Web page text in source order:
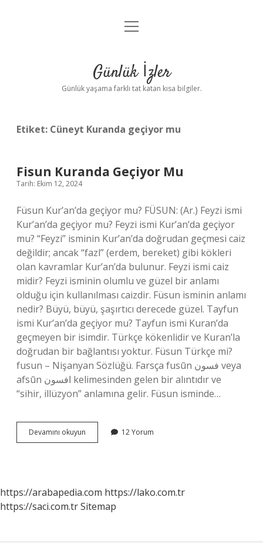
Anasayfa
Yasal Uyarı
menüyü
Günlük İzler
Günlük yaşama farklı tat katan kısa bilgiler.
Etiket: Cüneyt Kuranda geçiyor mu
Fisun Kuranda Geçiyor Mu
Tarih: Ekim 12, 2024
Füsun Kur’an’da geçiyor mu? FÜSUN: (Ar.) Feyzi ismi
Kur’an’da geçiyor mu? Feyzi ismi Kur’an’da geçiyor
mu? “Feyzi” isminin Kur’an’da doğrudan geçmesi caiz
değildir; ancak “fazl” (erdem, bereket) gibi kökleri
olan kavramlar Kur’an’da bulunur. Feyzi ismi caiz
midir? Feyzi isminin olumlu ve güzel bir anlamı
olduğu için kullanılması caizdir. Füsun isminin anlamı
nedir? Büyü, büyü, şaşırtıcı derecede güzel. Tayfun
ismi Kur’an’da geçiyor mu? Tayfun ismi Kuran’da
geçmeyen bir isimdir. Türkçe kökenlidir ve Kuran’la
doğrudan bir bağlantısı yoktur. Füsun Türkçe mi?
fusun – Nişanyan Sözlüğü. Farsça fusūn فسون veya
afsūn افسون kelimesinden gelen bir alıntıdır ve
“sihir, illüzyon” anlamına gelir. Füsun isminde…
Devamını okuyun
Kuranda
12 Yorum
https://arabapedia.com https://lako.com.tr
https://saci.com.trSitemap